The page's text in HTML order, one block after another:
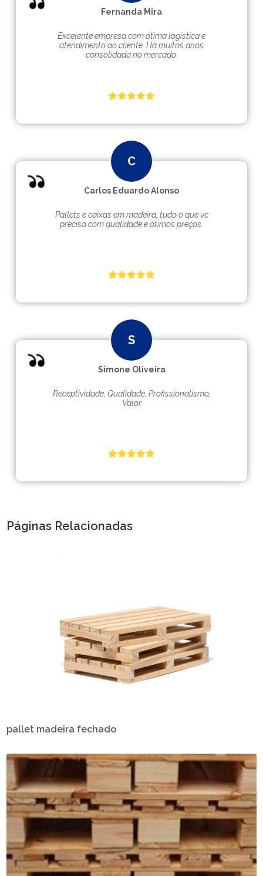
Fernanda Mira
Excelente empresa com ótima logística e
atendimento ao cliente. Hà muitos anos
consolidada no mercado.
Carlos Eduardo Alonso
Pallets e caixas em madeira, tudo o que vc
precisa com qualidade e ótimos preços.
Simone Oliveira
Receptividade, Qualidade, Profissionalismo,
Valor
Páginas Relacionadas
pallet madeira fechado